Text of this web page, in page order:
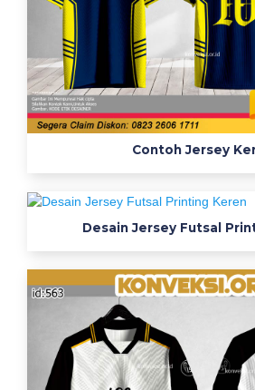
Contoh Jersey
Desain Jersey Futsal